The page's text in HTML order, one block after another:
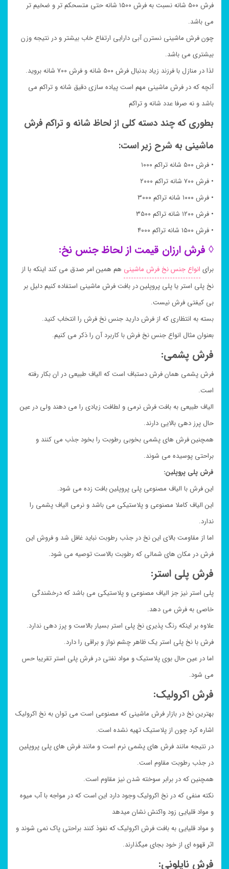
فرش ۵۰۰ شانه نسبت به فرش ۱۵۰۰ شانه حتی متسحکم تر و ضخیم تر
می باشد.
چون فرش ماشینی نسترن آبی دارایی ارتفاع خاب بیشتر و در نتیجه وزن
بیشتری می باشد.
لذا در منازل با فرزند زیاد بدنبال فرش ۵۰۰ شانه و فرش ۷۰۰ شانه بروید.
آنچه که در فرش ماشینی مهم است پیاده سازی دقیق شانه و تراکم می
باشد و نه صرفا عدد شانه و تراکم
بطوری که چند دسته کلی از لحاظ شانه و تراکم فرش
ماشینی به شرح زیر است:
• فرش ۵۰۰ شانه تراکم ۱۰۰۰
• فرش ۷۰۰ شانه تراکم ۲۰۰۰
• فرش ۱۰۰۰ شانه تراکم ۳۰۰۰
• فرش ۱۲۰۰ شانه تراکم ۳۵۰۰
• فرش ۱۵۰۰ شانه تراکم ۴۰۰۰
◊ فرش ارزان قیمت از لحاظ جنس نخ:
برای انواع جنس نخ فرش ماشینی هم همین امر صدق می کند اینکه با از
نخ پلی استر یا پلی پروپلین در بافت فرش ماشینی استفاده کنیم دلیل بر
بی کیفتی فرش نیست.
بسته به انتظاری که از فرش دارید جنس نخ فرش را انتخاب کنید.
بعنوان مثال انواع جنس نخ فرش با کاربرد آن را ذکر می کنیم.
فرش پشمی:
فرش پشمی همان فرش دستباف است که الیاف طبیعی در ان بکار رفته
است.
الیاف طبیعی به بافت فرش نرمی و لطافت زیادی را می دهند ولی در عین
حال پرز دهی بالایی دارند.
همچنین فرش های پشمی بخوبی رطوبت را بخود جذب می کنند و
براحتی پوسیده می شوند.
فرش پلی پروپلین:
این فرش با الیاف مصنوعی پلی پروپلین بافت زده می شود.
این الیاف کاملا مصنوعی و پلاستیکی می باشد و نرمی الیاف پشمی را
ندارد.
اما از مقاومت بالای این نخ در جذب رطوبت نباید غافل شد و فروش این
فرش در مکان های شمالی که رطوبت بالاست توصیه می شود.
فرش پلی استر:
پلی استر نیز جز الیاف مصنوعی و پلاستیکی می باشد که درخشندگی
خاصی به فرش می دهد.
علاوه بر اینکه رنگ پذیری نخ پلی استر بسیار بالاست و پرز دهی ندارد.
فرش با نخ پلی استر یک ظاهر چشم نواز و براقی را دارد.
اما در عین حال بوی پلاستیک و مواد نفتی در فرش پلی استر تقریبا حس
می شود.
فرش اکرولیک:
بهترین نخ در بازار فرش ماشینی که مصنوعی است می توان به نخ اکرولیک
اشاره کرد چون از پلاستیک تهیه نشده است.
در نتیجه مانند فرش های پشمی نرم است و مانند فرش های پلی پروپلین
در جذب رطوبت مقاوم است.
همچنین که در برابر سوخته شدن نیز مقاوم است.
نکته منفی که در نخ اکرولیک وجود دارد این است که در مواجه با آب میوه
و مواد قلیایی زود واکنش نشان میدهد
و مواد قلیایی به بافت فرش اکرولیک که نفوذ کنند براحتی پاک نمی شوند و
اثر قهوه ای از خود بجای میگذارند.
فرش نایلونی: